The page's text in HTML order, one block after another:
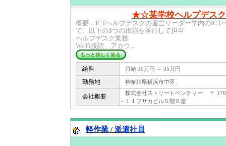
★☆某学校ヘルプデス
概要：ICTヘルプデスクの運営リーダー学内のICT
て、以下の3つの役割を並行して担当
ヘルプデスク業務
Wi-Fi接続、アカウ...
給料 月給 30万円 ～ 35万円
勤務地 神奈川県横浜市中区
会社概要
株式会社ストリートベンチャー 〒
－１１フサカビル５階Ｂ室
軽作業 / 派遣社員